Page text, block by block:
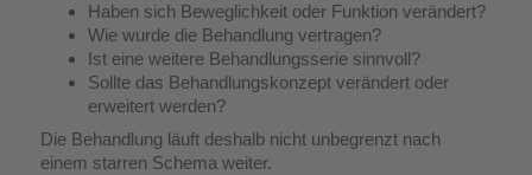
Haben sich Beweglichkeit oder Funktion verändert?
Wie wurde die Behandlung vertragen?
Ist eine weitere Behandlungsserie sinnvoll?
Sollte das Behandlungskonzept verändert oder
erweitert werden?
Die Behandlung läuft deshalb nicht unbegrenzt nach
einem starren Schema weiter.